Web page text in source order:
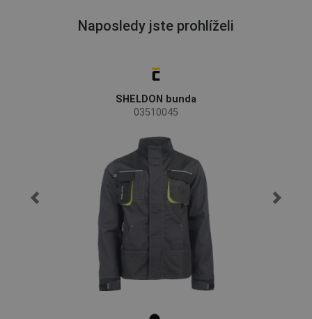
Naposledy jste prohlíželi
SHELDON bunda
03510045